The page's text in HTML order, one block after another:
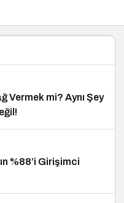
Vermek mi? Aynı Şey
%88’i Girişimci